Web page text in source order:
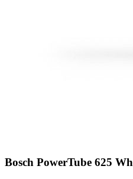
Bosch PowerTube 625 Wh